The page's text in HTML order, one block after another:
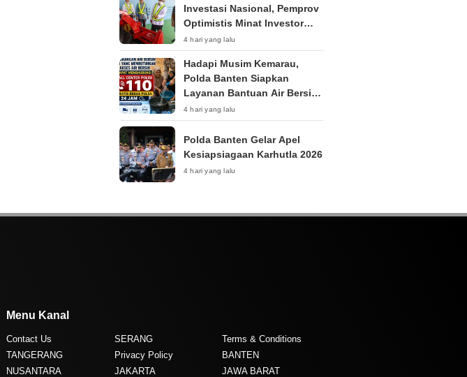
Investasi Nasional, Pemprov
Optimistis Minat Investor
Terus Tumbuh
4 hari yang lalu
Hadapi Musim Kemarau,
Polda Banten Siapkan
Layanan Bantuan Air Bersih
Melalui 110
4 hari yang lalu
Polda Banten Gelar Apel
Kesiapsiagaan Karhutla 2026
4 hari yang lalu
Menu Kanal
Contact Us SERANG
Terms & Conditions
TANGERANG
Privacy Policy
BANTEN
NUSANTARA
JAKARTA
JAWA BARAT